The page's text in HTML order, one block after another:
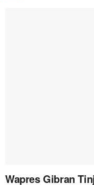
Wapres Gibran